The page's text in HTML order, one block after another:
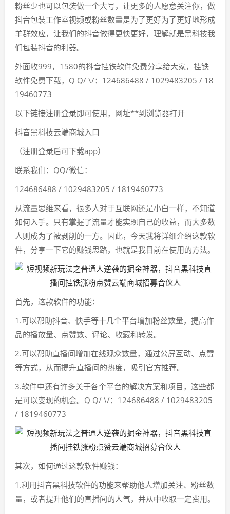
粉丝少也可以包装做一个大号，让更多的人愿意关注你，做
抖音包装工作室视频或粉丝数量是为了更好为了更好地形成
羊群效应，让我们的抖音做得更快更好，理解就是黑科技我
们包装抖音的利器。
外面收999，1580的抖音挂铁软件免费分享给大家，挂铁
软件免费下载，Q Q/ \/：124686488 / 1029483205 / 18
19460773
以下链接注册登录即可使用，网址**到浏览器打开
抖音黑科技云端商城入口
（注册登录后可下载app）
联系我们：QQ/微信：
124686488 / 1029483205 / 1819460773
从流量思维来看，很多人对于互联网还是小白一样，不知道
如何入手。只有掌握了流量才能实现自己的收益，而大多数
人则成为了被剥削的一方。因此，今天我将详细介绍这款软
件，分享一下它的赚钱思路，也就是我目前在使用的方法。
首先，这款软件的功能：
1.可以帮助抖音、快手等十几个平台增加粉丝数量，提高作
品的播放量、点赞数、评论、收藏和转发。
2.可以帮助直播间增加在线观众数量，通过公屏互动、点赞
等方式，从而提升直播间的热度，吸引官方推荐。
3.软件中还有许多关于各个平台的解决方案和项目，这些都
是可以变现的机会。Q Q/ \/：124686488 / 1029483205
/ 1819460773
其次，如何通过这款软件赚钱：
1.利用抖音黑科技软件的功能来帮助他人增加关注、粉丝数
量，或者提升他们的直播间的人气，并从中收取一定费用。